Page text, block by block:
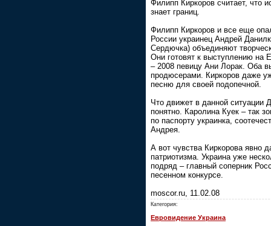
Филипп Киркоров считает, что
знает границ.
Филипп Киркоров и все еще
России украинец Андрей
Сердючка) объединяют
Они готовят к выступлению на
– 2008 певицу Ани Лорак. Оба
продюсерами. Киркоров даже
песню для своей подопечной.
Что движет в данной ситуации
понятно. Каролина Куек – так
по паспорту украинка,
Андрея.
А вот чувства Киркорова явно
патриотизма. Украина уже
подряд – главный соперник
песенном конкурсе.
moscor.ru, 11.02.08
Категория:
Евровидение Украина